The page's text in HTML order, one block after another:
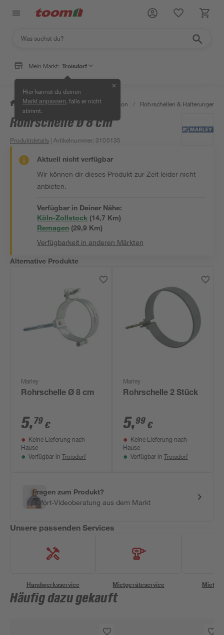
Mein Markt: Troisdorf
Hier kannst du deinen
Markt anpassen , falls er nicht
stimmt.
✕
/ Bad & Sanitär / Sanitärinstallation / Rohrschellen & Halterungen
Rohrschelle Ø 8 cm
Produktdetails | Artikelnummer:3105135
Aktuell nicht verfügbar
Wir können dir dieses Produkt zur Zeit leider nicht
anbieten.
Verfügbar in Deiner Nähe:
Köln-Zollstock (14,7 Km)
Remagen (29,9 Km)
Verfügbarkeit in anderen Märkten
Alternative Produkte
Marley
Rohrschelle Ø 8 cm
5,79 €
Keine Lieferung nach
Hause
Verfügbar in Troisdorf
Marley
Rohrschelle 2 Stück
5,99 €
Keine Lieferung nach
Hause
Verfügbar in Troisdorf
Fragen zum Produkt?
Sofort-Videoberatung aus dem Markt
Unsere passenden Services
Handwerksservice Mietgeräteservice
Häufig dazu gekauft